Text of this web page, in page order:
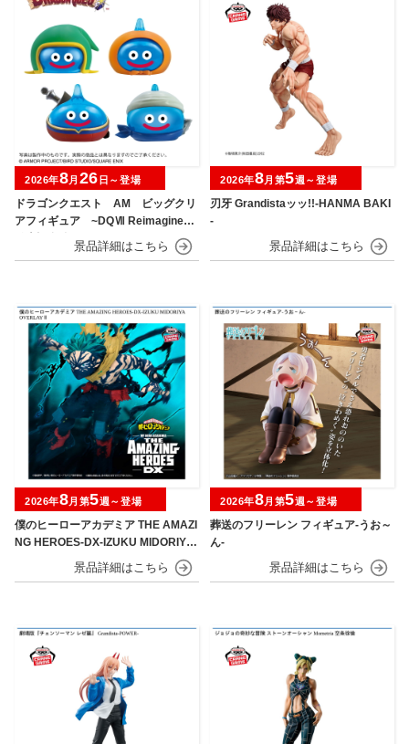
ドラゴンクエスト AM ビッグクリ
アフィギュア ~DQⅦ Reimagined
発売記念編~
2026年8月 26 日～登場
刃牙 Grandistaッッ!!-HANMA BAKI
-
2026年8月第5週～登場
僕のヒーローアカデミア THE AMAZI
NG HEROES-DX-IZUKU MIDORIYA
OVERLAY Ⅱ
2026年8月第5週～登場
葬送のフリーレン フィギュア-うお～
ん-
2026年8月第5週～登場